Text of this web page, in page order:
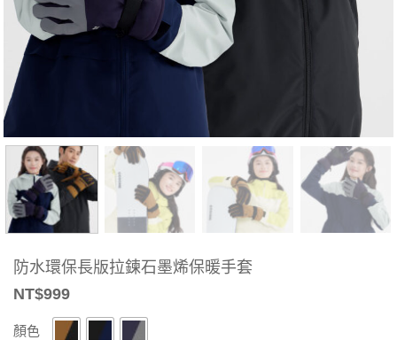
防水環保長版拉鍊石墨烯保暖手套
NT$999
顏色